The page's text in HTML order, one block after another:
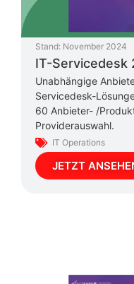
Stand: November 2024
IT-Servicedesk
Unabhängige
Servicedesk-
60 Anbieter- /
Providerauswahl.
IT Operations
JETZT